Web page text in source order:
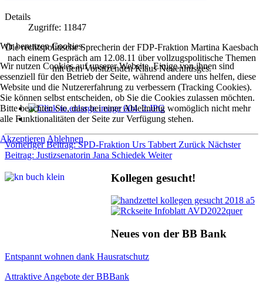
Details
Zugriffe: 11847
Die rechtspolitische Sprecherin der FDP-Fraktion Martina Kaesbach
nach einem Gespräch am 12.08.11 über vollzugspolitische Themen
mit dem Vorsitzenden Klaus Neuenhüsges.
Vorheriger Beitrag: SPD-Fraktion Urs Tabbert Zurück Nächster
Beitrag: Justizsenatorin Jana Schiedek Weiter
Kollegen gesucht!
Neues von der BB Bank
Entspannt wohnen dank Hausratschutz
Attraktive Angebote der BBBank
Wir benutzen Cookies
Wir nutzen Cookies auf unserer Website. Einige von ihnen sind
essenziell für den Betrieb der Seite, während andere uns helfen, diese
Website und die Nutzererfahrung zu verbessern (Tracking Cookies).
Sie können selbst entscheiden, ob Sie die Cookies zulassen möchten.
Bitte beachten Sie, dass bei einer Ablehnung womöglich nicht mehr
alle Funktionalitäten der Seite zur Verfügung stehen.
Akzeptieren Ablehnen